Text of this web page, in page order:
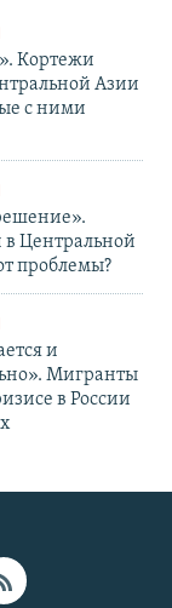
Кортежи
Азии
с ними
Центральной
проблемы?
и
Мигранты
в России